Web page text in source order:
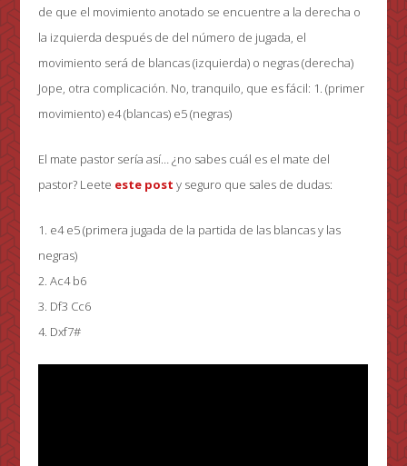
de que el movimiento anotado se encuentre a la derecha o
la izquierda después de del número de jugada, el
movimiento será de blancas (izquierda) o negras (derecha)
Jope, otra complicación. No, tranquilo, que es fácil: 1. (primer
movimiento) e4 (blancas) e5 (negras)
El mate pastor sería así… ¿no sabes cuál es el mate del
pastor? Leete este post y seguro que sales de dudas:
1. e4 e5 (primera jugada de la partida de las blancas y las
negras)
2. Ac4 b6
3. Df3 Cc6
4. Dxf7#